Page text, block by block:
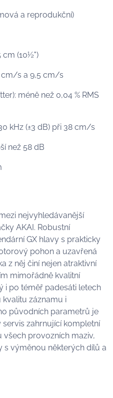
a reprodukční)
cm (10½")
cm/s a 9,5 cm/s
méně než 0,04 % RMS
kHz (±3 dB) při 38 cm/s
než 58 dB
nejvyhledávanější
AKAI. Robustní
GX hlavy s prakticky
pohon a uzavřená
z něj činí nejen atraktivní
mimořádně kvalitní
i po téměř padesáti letech
záznamu i
původních parametrů je
zahrnující kompletní
všech provozních maziv,
s výměnou některých dílů a